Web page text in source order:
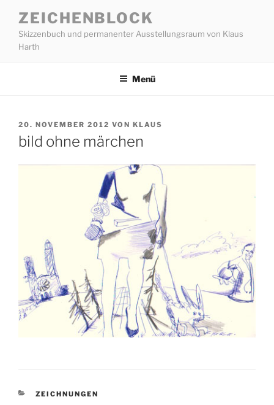
Inhalt
springen
ZEICHENBLOCK
Skizzenbuch und permanenter Ausstellungsraum von Klaus
Harth
Menü
VERÖFFENTLICHT
AM
20. NOVEMBER 2012 VON KLAUS
bild ohne märchen
KATEGORIEN
ZEICHNUNGEN